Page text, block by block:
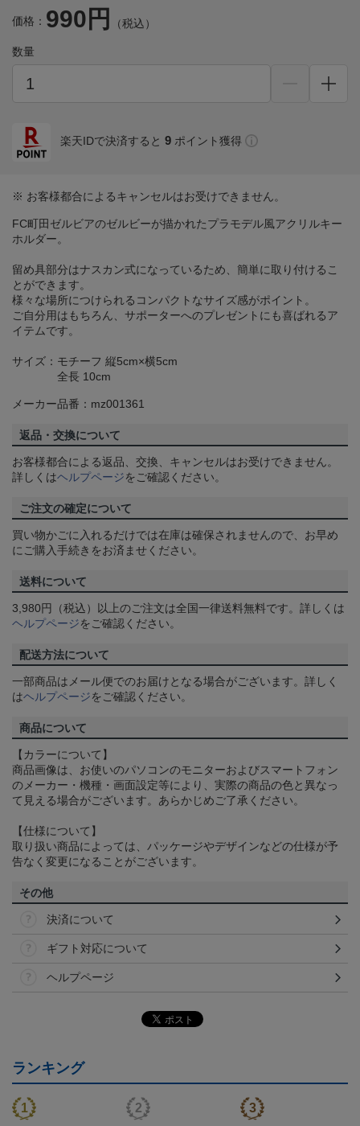
価格： 990円 （税込）
数量
楽天IDで決済すると 9 ポイント獲得
※ お客様都合によるキャンセルはお受けできません。
FC町田ゼルビアのゼルビーが描かれたプラモデル風アクリルキー
ホルダー。
留め具部分はナスカン式になっているため、簡単に取り付けるこ
とができます。
様々な場所につけられるコンパクトなサイズ感がポイント。
ご自分用はもちろん、サポーターへのプレゼントにも喜ばれるア
イテムです。
サイズ：モチーフ 縦5cm×横5cm
全長 10cm
メーカー品番：mz001361
返品・交換について
お客様都合による返品、交換、キャンセルはお受けできません。
詳しくはヘルプページをご確認ください。
ご注文の確定について
買い物かごに入れるだけでは在庫は確保されませんので、お早め
にご購入手続きをお済ませください。
送料について
3,980円（税込）以上のご注文は全国一律送料無料です。詳しくは
ヘルプページをご確認ください。
配送方法について
一部商品はメール便でのお届けとなる場合がございます。詳しく
はヘルプページをご確認ください。
商品について
【カラーについて】
商品画像は、お使いのパソコンのモニターおよびスマートフォン
のメーカー・機種・画面設定等により、実際の商品の色と異なっ
て見える場合がございます。あらかじめご了承ください。
【仕様について】
取り扱い商品によっては、パッケージやデザインなどの仕様が予
告なく変更になることがございます。
その他
決済について
ギフト対応について
ヘルプページ
ランキング